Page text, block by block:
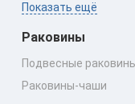
Показать ещё
Раковины
Подвесные
Раковины‑чаши